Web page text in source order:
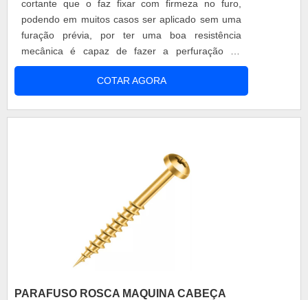
cortante que o faz fixar com firmeza no furo,
podendo em muitos casos ser aplicado sem uma
furação prévia, por ter uma boa resistência
mecânica é capaz de fazer a perfuração do
material e a fixação com resistência. O parafuso
auto atarraxante dispensa uma rosca prévia, já
que o mesmo tem a função de fazer a própria
COTAR AGORA
PARAFUSO ROSCA MAQUINA CABEÇA